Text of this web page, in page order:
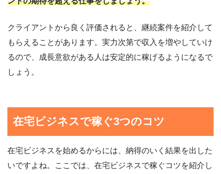
クライアントから良く評価されると、継続案件を紹介して
もらえることがあります。実力次第で収入を増やしていけ
るので、成長意欲がある人は安定的に稼げるようになるで
しょう。
在宅ビジネスで稼ぐ3つのコツ
在宅ビジネスを始めるからには、納得のいく結果を出した
いですよね。ここでは、在宅ビジネスで稼ぐコツを紹介し